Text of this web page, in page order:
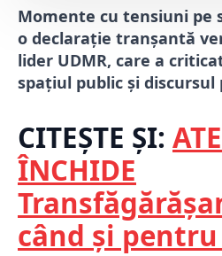
Momente cu tensiuni pe
o declarație tranșantă
lider UDMR, care a
spațiul public și discursul
CITEȘTE ȘI:
ÎNCHIDE
când și